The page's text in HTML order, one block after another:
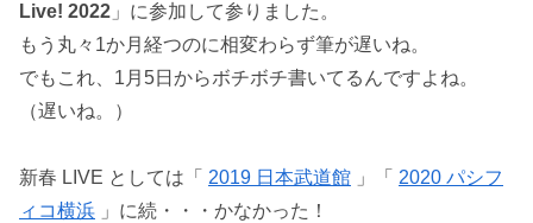
Live! 2022 」に参加して参りました。
もう丸々1か月経つのに相変わらず筆が遅いね。
でもこれ、1月5日からボチボチ書いてるんですよね。
（遅いね。）
新春 LIVE としては「 2019 日本武道館 」「 2020 パシフ
ィコ横浜 」に続・・・かなかった！